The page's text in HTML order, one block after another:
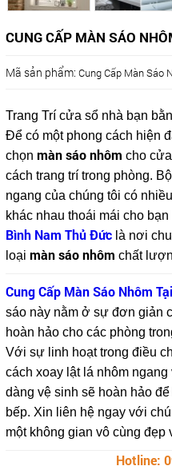
CUNG CẤP MÀN SÁO
Mã sản phẩm: Cung Cấp Màn Sáo
Trang Trí cửa sổ nhà bạn
Để có một phong cách hiện
chọn màn sáo nhôm cho
cách trang trí trong phòng.
ngang của chúng tôi có
khác nhau thoái mái cho
Bình Nam Thủ Đứclà nơi
loại màn sáo nhôm chất
Cung Cấp Màn Sáo Nhôm
sáo này nằm ở sự đơn giản
hoàn hảo cho các phòng
Với sự linh hoạt trong điều
cách xoay lật lá nhôm
dàng vệ sinh sẽ hoàn hảo
bếp. Xin liên hệ ngay với
một không gian vô cùng đẹp
Hotline: